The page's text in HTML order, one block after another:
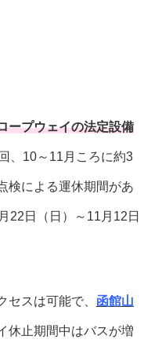
ープウェイの法定設備
、10～11月ころに約3
検による運休期間があ
22日（日）～11月12日
セスは可能で、 函館山
休止期間中はバスが増